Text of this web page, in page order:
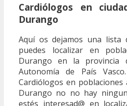
Cardiólogos en
Durango
Aquí os dejamos una lista
puedes localizar en
Durango en la provincia
Autonomía de País
Cardiólogos en poblaciones
Durango no no hay
estés interesad@ en